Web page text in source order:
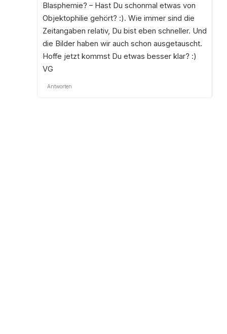
Blasphemie? – Hast Du schonmal etwas von
Objektophilie gehört? :). Wie immer sind die
Zeitangaben relativ, Du bist eben schneller. Und
die Bilder haben wir auch schon ausgetauscht.
Hoffe jetzt kommst Du etwas besser klar? :)
VG
Antworten